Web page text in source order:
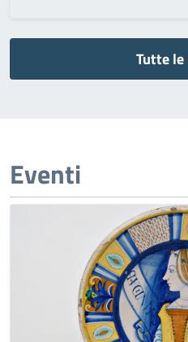
Tutte
Eventi